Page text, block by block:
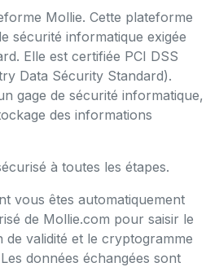
Mollie. Cette plateforme
sécurité informatique exigée
Elle est certifiée PCI DSS
Data Sécurity Standard).
gage de sécurité informatique,
des informations
à toutes les étapes.
vous êtes automatiquement
de Mollie.com pour saisir le
de validité et le cryptogramme
données échangées sont